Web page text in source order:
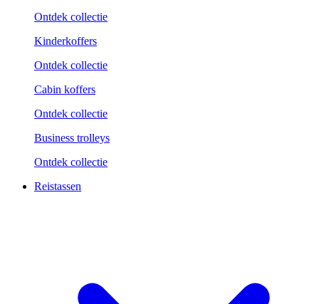
Ontdek collectie
Kinderkoffers
Ontdek collectie
Cabin koffers
Ontdek collectie
Business trolleys
Ontdek collectie
Reistassen